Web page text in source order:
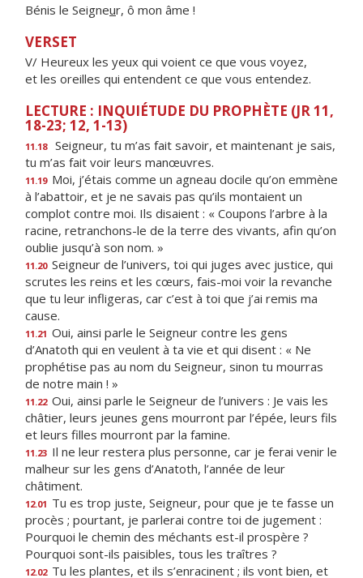
Bénis le Seigneur, ô mon âme !
VERSET
V/ Heureux les yeux qui voient ce que vous voyez,
et les oreilles qui entendent ce que vous entendez.
LECTURE : INQUIÉTUDE DU PROPHÈTE (JR 11,
18-23; 12, 1-13)
11.18
Seigneur, tu m’as fait savoir, et maintenant je sais,
tu m’as fait voir leurs manœuvres.
11.19 Moi, j’étais comme un agneau docile qu’on emmène
à l’abattoir, et je ne savais pas qu’ils montaient un
complot contre moi. Ils disaient : « Coupons l’arbre à la
racine, retranchons-le de la terre des vivants, afin qu’on
oublie jusqu’à son nom. »
11.20 Seigneur de l’univers, toi qui juges avec justice, qui
scrutes les reins et les cœurs, fais-moi voir la revanche
que tu leur infligeras, car c’est à toi que j’ai remis ma
cause.
11.21 Oui, ainsi parle le Seigneur contre les gens
d’Anatoth qui en veulent à ta vie et qui disent : « Ne
prophétise pas au nom du Seigneur, sinon tu mourras
de notre main ! »
11.22 Oui, ainsi parle le Seigneur de l’univers : Je vais les
châtier, leurs jeunes gens mourront par l’épée, leurs fils
et leurs filles mourront par la famine.
11.23 Il ne leur restera plus personne, car je ferai venir le
malheur sur les gens d’Anatoth, l’année de leur
châtiment.
12.01 Tu es trop juste, Seigneur, pour que je te fasse un
procès ; pourtant, je parlerai contre toi de jugement :
Pourquoi le chemin des méchants est-il prospère ?
Pourquoi sont-ils paisibles, tous les traîtres ?
12.02 Tu les plantes, et ils s’enracinent ; ils vont bien, et